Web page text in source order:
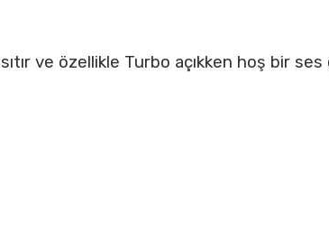
ve özellikle Turbo açıkken hoş bir ses